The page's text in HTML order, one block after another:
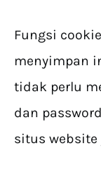
Fungsi
menyimpan
tidak perlu
dan
situs website